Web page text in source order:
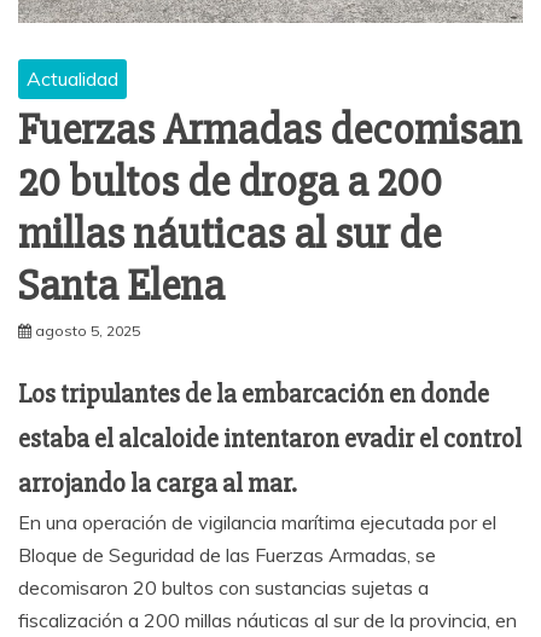
Actualidad
Fuerzas Armadas decomisan
20 bultos de droga a 200
millas náuticas al sur de
Santa Elena
agosto 5, 2025
Los tripulantes de la embarcación en donde
estaba el alcaloide intentaron evadir el control
arrojando la carga al mar.
En una operación de vigilancia marítima ejecutada por el
Bloque de Seguridad de las Fuerzas Armadas, se
decomisaron 20 bultos con sustancias sujetas a
fiscalización a 200 millas náuticas al sur de la provincia, en